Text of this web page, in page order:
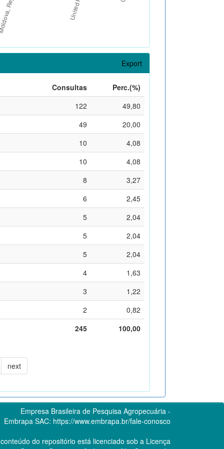
Export
Consultas
Perc.(%)
122
49,80
49
20,00
10
4,08
10
4,08
8
3,27
6
2,45
5
2,04
5
2,04
5
2,04
4
1,63
3
1,22
2
0,82
245
100,00
next
Empresa Brasileira de Pesquisa Agropecuária -
Embrapa SAC: https://www.embrapa.br/fale-conosco
do repositório está licenciado sob a Licença